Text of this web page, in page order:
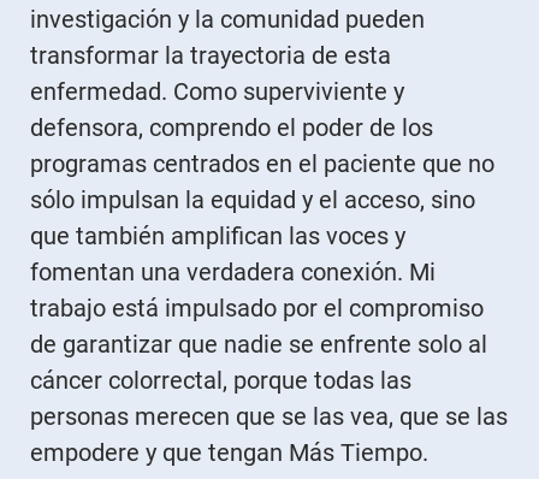
investigación y la comunidad pueden
transformar la trayectoria de esta
enfermedad. Como superviviente y
defensora, comprendo el poder de los
programas centrados en el paciente que no
sólo impulsan la equidad y el acceso, sino
que también amplifican las voces y
fomentan una verdadera conexión. Mi
trabajo está impulsado por el compromiso
de garantizar que nadie se enfrente solo al
cáncer colorrectal, porque todas las
personas merecen que se las vea, que se las
empodere y que tengan Más Tiempo.